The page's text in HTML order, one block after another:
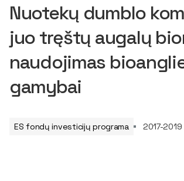
Nuotekų dumblo
juo tręštų augalų
naudojimas
gamybai
ES fondų investicijų programa 2017-2019